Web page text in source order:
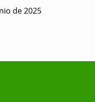
de 2025